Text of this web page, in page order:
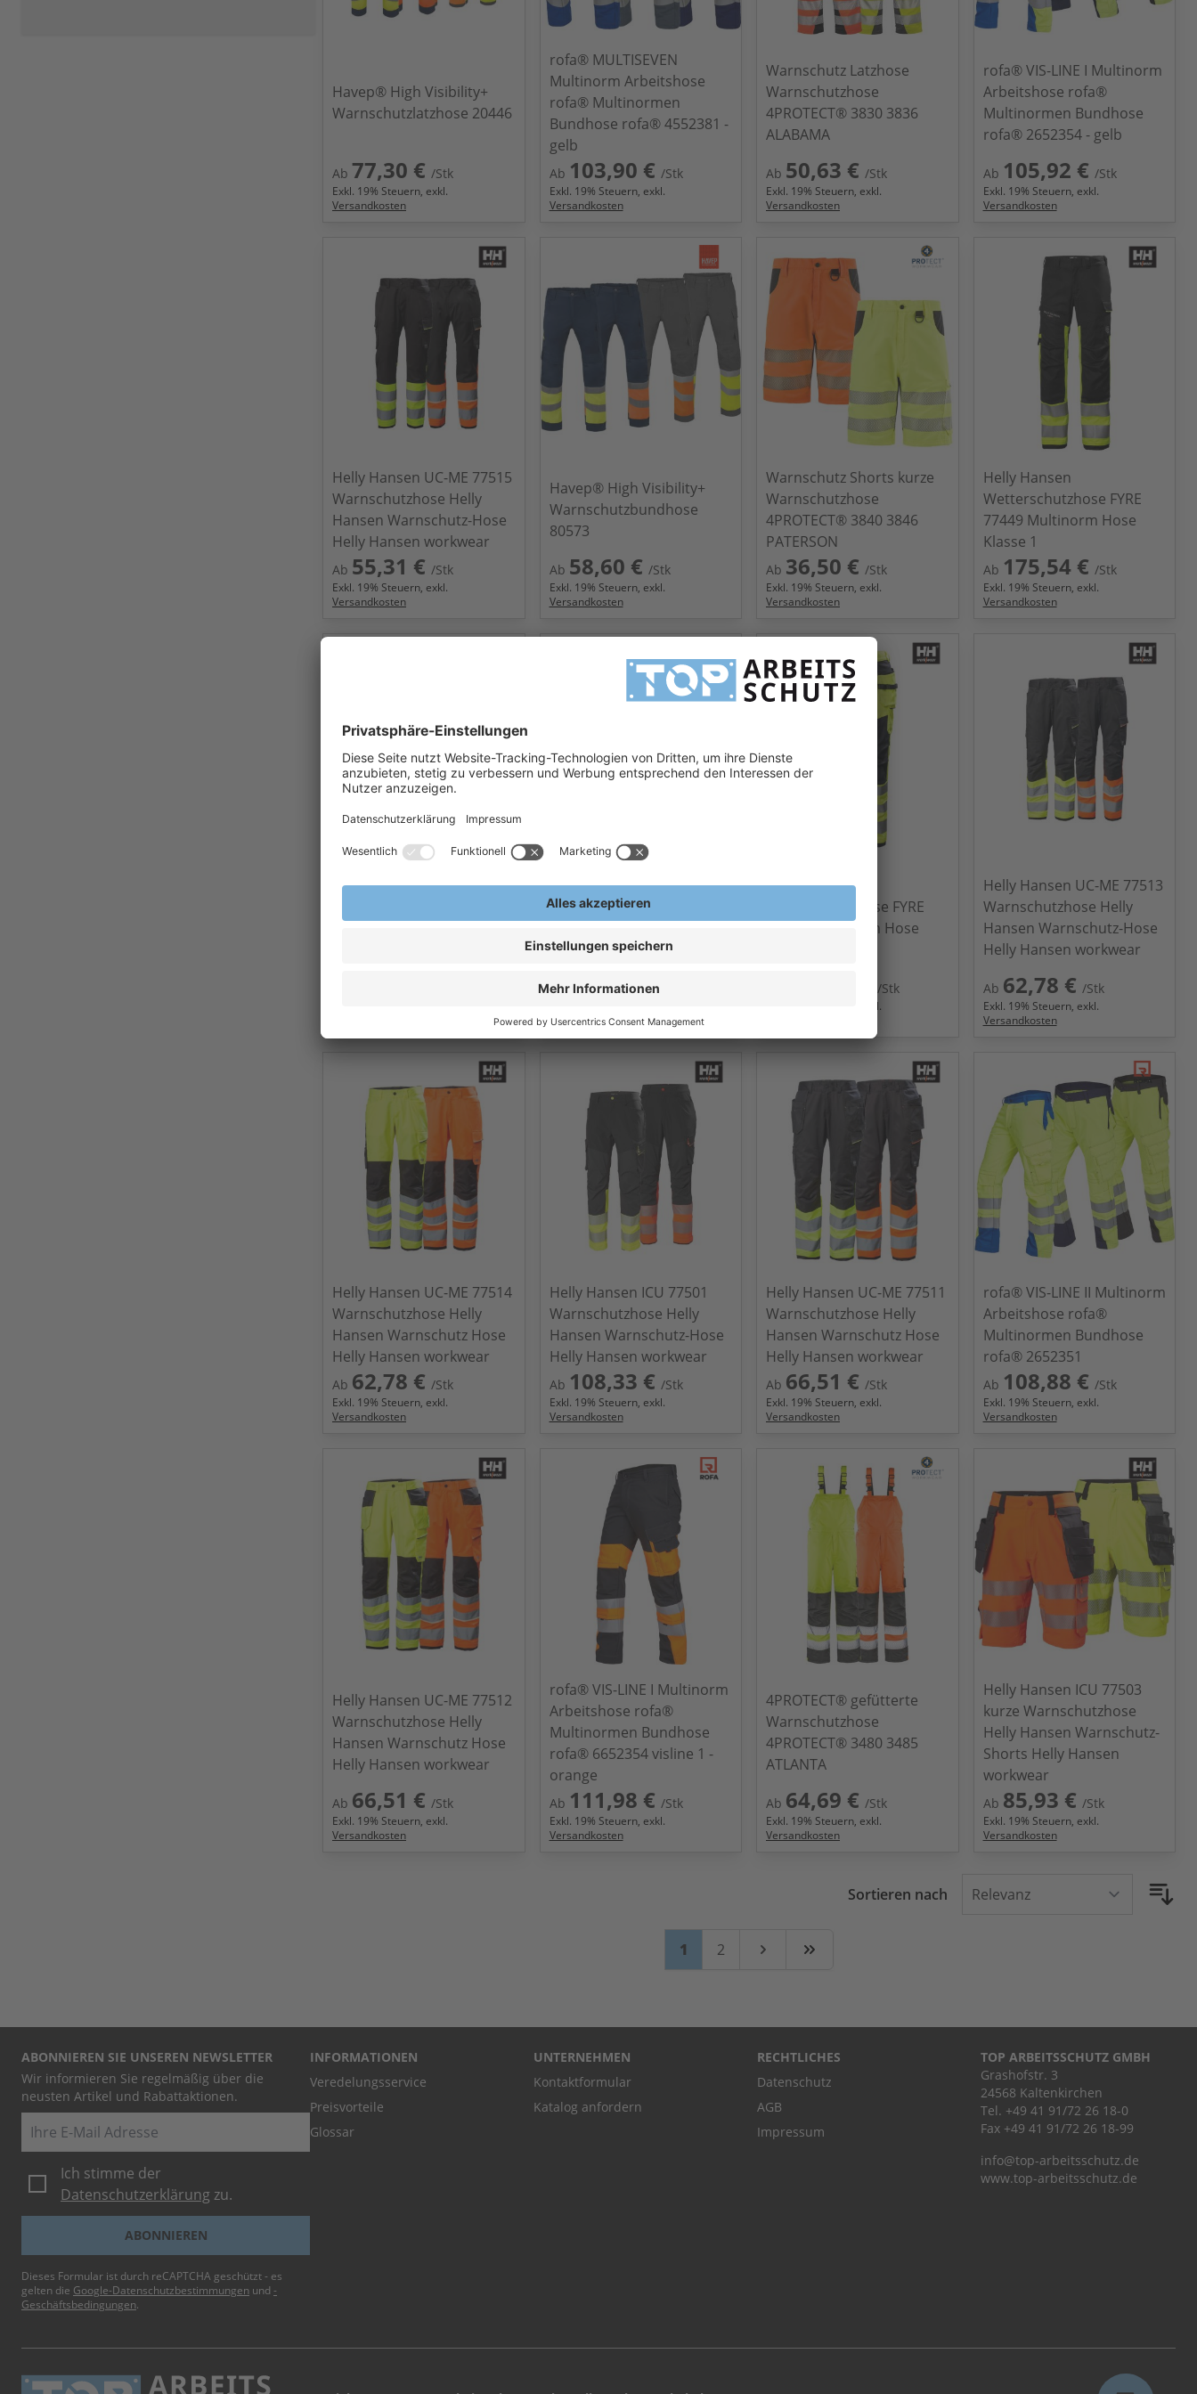
Havep® High Visibility+
Warnschutzlatzhose 20446
Ab 77,30 € /Stk
Exkl. 19% Steuern, exkl.
Versandkosten
rofa® MULTISEVEN
Multinorm Arbeitshose
rofa® Multinormen
Bundhose rofa® 4552381 -
gelb
Ab 103,90 € /Stk
Exkl. 19% Steuern, exkl.
Versandkosten
Warnschutz Latzhose
Warnschutzhose
4PROTECT® 3830 3836
ALABAMA
Ab 50,63 € /Stk
Exkl. 19% Steuern, exkl.
Versandkosten
rofa® VIS-LINE I Multinorm
Arbeitshose rofa®
Multinormen Bundhose
rofa® 2652354 - gelb
Ab 105,92 € /Stk
Exkl. 19% Steuern, exkl.
Versandkosten
Helly Hansen UC-ME 77515
Warnschutzhose Helly
Hansen Warnschutz-Hose
Helly Hansen workwear
Ab 55,31 € /Stk
Exkl. 19% Steuern, exkl.
Versandkosten
Havep® High Visibility+
Warnschutzbundhose
80573
Ab 58,60 € /Stk
Exkl. 19% Steuern, exkl.
Versandkosten
Warnschutz Shorts kurze
Warnschutzhose
4PROTECT® 3840 3846
PATERSON
Ab 36,50 € /Stk
Exkl. 19% Steuern, exkl.
Versandkosten
Helly Hansen
Wetterschutzhose FYRE
77449 Multinorm Hose
Klasse 1
Ab 175,54 € /Stk
Exkl. 19% Steuern, exkl.
Versandkosten
Warnschutz Bundhose
4PROTECT® 3850 3856
Multinorm Arbeitshose
rofa® Multinormen
Latzhose rofa® 4552382 -
Ab124,27 €
Versandkosten
Helly Hansen
Wetterschutzhose FYRE
77452 Multinorm Hose
/Stk
% Steuern, exkl.
Helly Hansen UC-ME 77513
Warnschutzhose Helly
Hansen Warnschutz-Hose
Helly Hansen workwear
Ab 62,78 € /Stk
Exkl. 19% Steuern, exkl.
Versandkosten
Helly Hansen UC-ME 77514
Warnschutzhose Helly
Hansen Warnschutz Hose
Helly Hansen workwear
Ab 62,78 € /Stk
Exkl. 19% Steuern, exkl.
Versandkosten
Helly Hansen ICU 77501
Warnschutzhose Helly
Hansen Warnschutz-Hose
Helly Hansen workwear
Ab 108,33 € /Stk
Exkl. 19% Steuern, exkl.
Versandkosten
Helly Hansen UC-ME 77511
Warnschutzhose Helly
Hansen Warnschutz Hose
Helly Hansen workwear
Ab 66,51 € /Stk
Exkl. 19% Steuern, exkl.
Versandkosten
rofa® VIS-LINE II Multinorm
Arbeitshose rofa®
Multinormen Bundhose
rofa® 2652351
Ab 108,88 € /Stk
Exkl. 19% Steuern, exkl.
Versandkosten
Helly Hansen UC-ME 77512
Warnschutzhose Helly
Hansen Warnschutz Hose
Helly Hansen workwear
Ab 66,51 € /Stk
Exkl. 19% Steuern, exkl.
Versandkosten
rofa® VIS-LINE I Multinorm
Arbeitshose rofa®
Multinormen Bundhose
rofa® 6652354 visline 1 -
orange
Ab 111,98 € /Stk
Exkl. 19% Steuern, exkl.
Versandkosten
4PROTECT® gefütterte
Warnschutzhose
4PROTECT® 3480 3485
ATLANTA
Ab 64,69 € /Stk
Exkl. 19% Steuern, exkl.
Versandkosten
Helly Hansen ICU 77503
kurze Warnschutzhose
Helly Hansen Warnschutz-
Shorts Helly Hansen
workwear
Ab 85,93 € /Stk
Exkl. 19% Steuern, exkl.
Versandkosten
Sortieren nach
Sie lesen gerade Seite
1 Seite
2 Weiter Zuletzt
ABONNIEREN SIE UNSEREN NEWSLETTER
Wir informieren Sie regelmäßig über die
neusten Artikel und Rabattaktionen.
E-Mail
Ich stimme der
Datenschutzerklärung zu.
ABONNIEREN
Dieses Formular ist durch reCAPTCHA geschützt - es
gelten die Google-Datenschutzbestimmungen und -
Geschäftsbedingungen.
INFORMATIONEN
Veredelungsservice
Preisvorteile
Glossar
UNTERNEHMEN
Kontaktformular
Katalog anfordern
RECHTLICHES
Datenschutz
AGB
Impressum
TOP ARBEITSSCHUTZ GMBH
Grashofstr. 3
24568 Kaltenkirchen
Tel. +49 41 91/72 26 18-0
Fax +49 41 91/72 26 18-99
info@top-arbeitsschutz.de
www.top-arbeitsschutz.de